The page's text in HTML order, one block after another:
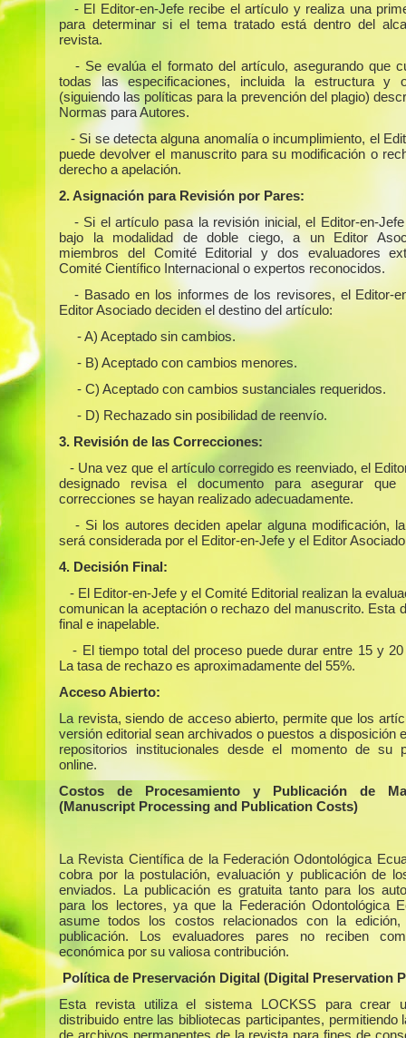
- El Editor-en-Jefe recibe el artículo y realiza una
para determinar si el tema tratado está dentro del
revista.
- Se evalúa el formato del artículo, asegurando que
todas las especificaciones, incluida la estructura y
(siguiendo las políticas para la prevención del plagio)
Normas para Autores.
- Si se detecta alguna anomalía o incumplimiento, el
puede devolver el manuscrito para su modificación o
derecho a apelación.
2. Asignación para Revisión por Pares:
- Si el artículo pasa la revisión inicial, el Editor-en-
bajo la modalidad de doble ciego, a un Editor
miembros del Comité Editorial y dos evaluadores
Comité Científico Internacional o expertos reconocidos.
- Basado en los informes de los revisores, el Editor-
Editor Asociado deciden el destino del artículo:
- A) Aceptado sin cambios.
- B) Aceptado con cambios menores.
- C) Aceptado con cambios sustanciales requeridos.
- D) Rechazado sin posibilidad de reenvío.
3. Revisión de las Correcciones:
- Una vez que el artículo corregido es reenviado, el
designado revisa el documento para asegurar que
correcciones se hayan realizado adecuadamente.
- Si los autores deciden apelar alguna modificación,
será considerada por el Editor-en-Jefe y el Editor
4. Decisión Final:
- El Editor-en-Jefe y el Comité Editorial realizan la
comunican la aceptación o rechazo del manuscrito. Esta
final e inapelable.
- El tiempo total del proceso puede durar entre 15 y
La tasa de rechazo es aproximadamente del 55%.
Acceso Abierto:
La revista, siendo de acceso abierto, permite que los
versión editorial sean archivados o puestos a disposición
repositorios institucionales desde el momento de su
online.
Costos de Procesamiento y Publicación de
(Manuscript Processing and Publication Costs)
La Revista Científica de la Federación Odontológica
cobra por la postulación, evaluación y publicación de
enviados. La publicación es gratuita tanto para los
para los lectores, ya que la Federación Odontológica
asume todos los costos relacionados con la
publicación. Los evaluadores pares no reciben
económica por su valiosa contribución.
Política de Preservación Digital (Digital Preservation
Esta revista utiliza el sistema LOCKSS para crear
distribuido entre las bibliotecas participantes, permitiendo
de archivos permanentes de la revista para fines de